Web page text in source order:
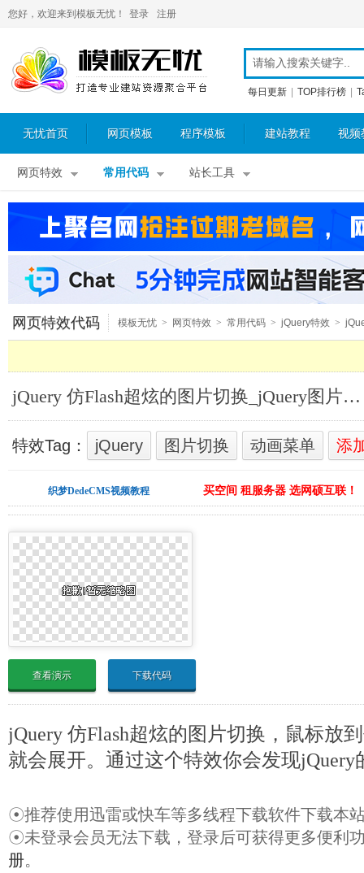
您好，欢迎来到模板无忧！ 登录 注册
每日更新 TOP排行榜
无忧首页 网页模板 程序模板 建站教程 视频
网页特效 常用代码 站长工具
网页特效代码 模板无忧 > 网页特效 > 常用代码 > jQuery特效 >
图片特效 > jQuery图片切换 >
jQuery 仿Flash超炫的图片切换_jQuery图片切换
特效Tag： jQuery 图片切换 动画菜单 添
织梦DedeCMS视频教程 买空间 租服务器 选网硕互联！
查看演示 下载代码
jQuery 仿Flash超炫的图片切换，鼠标放
就会展开。通过这个特效你会发现
☉推荐使用迅雷或快车等多线程下载软件下载本
☉未登录会员无法下载，登录后可获得更多便利
册。